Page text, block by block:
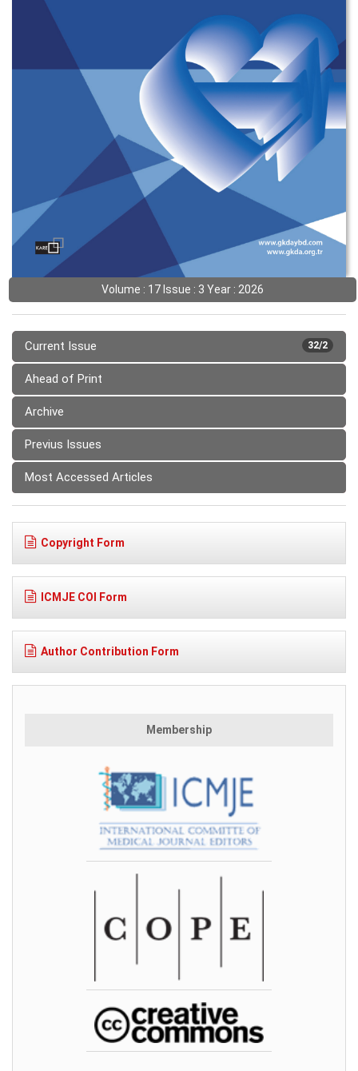
Volume : 17 Issue : 3 Year : 2026
32/2
Current Issue
Ahead of Print
Archive
Previus Issues
Most Accessed Articles
Copyright Form
ICMJE COI Form
Author Contribution Form
Membership